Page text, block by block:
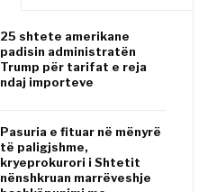
25 shtete amerikane
padisin administratën
Trump për tarifat e reja
ndaj importeve
Pasuria e fituar në mënyrë
të paligjshme,
kryeprokurori i Shtetit
nënshkruan marrëveshje